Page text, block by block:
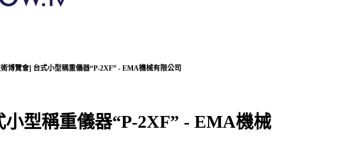
博覽會] 台式小型稱重儀器“P-2XF” - EMA機械有限公司
型稱重儀器“P-2XF” - EMA機械